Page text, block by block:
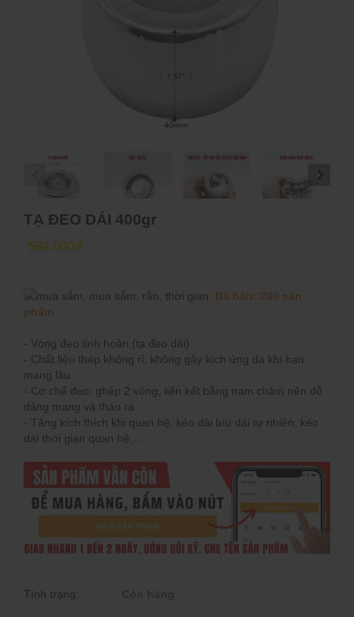
TẠ ĐEO DÁI 400gr
580.000đ
Đã bán: 200 sản
phẩm
- Vòng đeo tinh hoàn (tạ đeo dái)
- Chất liệu thép không rỉ, không gây kích ứng da khi bạn
mang lâu
- Cơ chế đeo: ghép 2 vòng, liên kết bằng nam châm nên dễ
dàng mang và tháo ra
- Tăng kích thích khi quan hệ, kéo dài bìu dái tự nhiên, kéo
dài thời gian quan hệ,...
Tình trạng: